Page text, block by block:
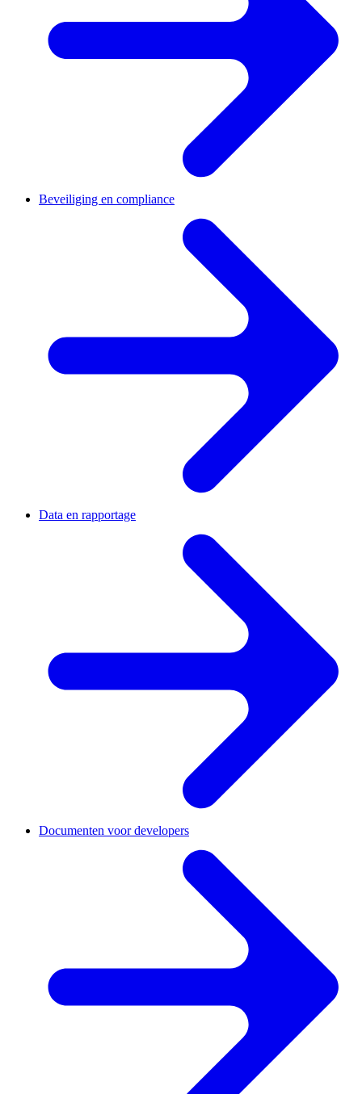
Beveiliging en compliance
Data en rapportage
Documenten voor developers